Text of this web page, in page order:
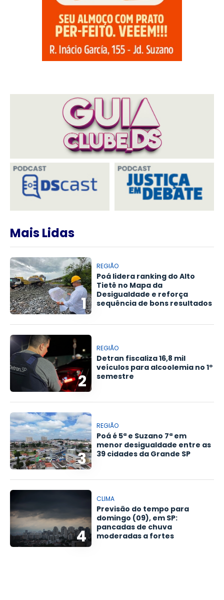
Mais Lidas
1
REGIÃO
Poá lidera ranking do Alto
Tietê no Mapa da
Desigualdade e reforça
sequência de bons resultados
2
REGIÃO
Detran fiscaliza 16,8 mil
veículos para alcoolemia no 1º
semestre
3
REGIÃO
Poá é 5ª e Suzano 7ª em
menor desigualdade entre as
39 cidades da Grande SP
4
CLIMA
Previsão do tempo para
domingo (09), em SP:
pancadas de chuva
moderadas a fortes